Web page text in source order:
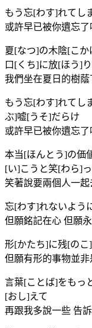
もう忘[わす]れてし
或許早已被你遺忘了
夏[なつ]の木陰[こ
口[くち]に放[ほう]
我們坐在夏日的樹
もう忘[わす]れてし
ぶ]嘘[うそ]だらけ
或許早已被你遺忘
本当[ほんとう]の価
[い]こうと笑[わら]
笑著說要兩個人一
忘[わす]れないよう
但願銘記在心 但願
形[かたち]に残[のこ
但願有形的事物並非
言葉[ことば]をもっ
[おし]えて
再跟我多說一些 告